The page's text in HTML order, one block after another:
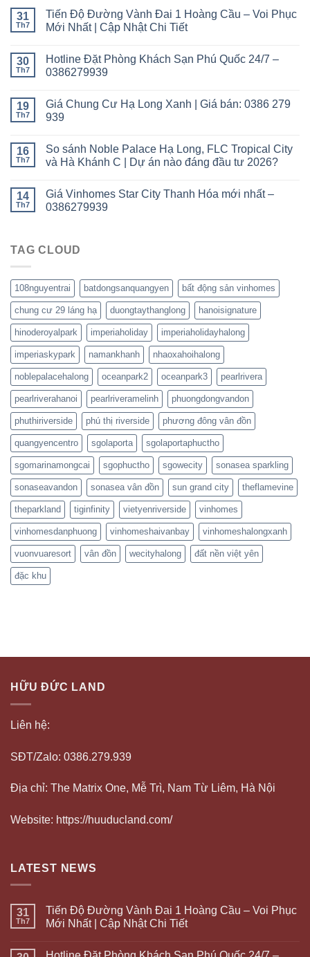
31
Th7
Tiến Độ Đường Vành Đai 1 Hoàng Cầu – Voi Phục
Mới Nhất | Cập Nhật Chi Tiết
30
Th7
Hotline Đặt Phòng Khách Sạn Phú Quốc 24/7 –
0386279939
19
Th7
Giá Chung Cư Hạ Long Xanh | Giá bán: 0386 279
939
16
Th7
So sánh Noble Palace Hạ Long, FLC Tropical City
và Hà Khánh C | Dự án nào đáng đầu tư 2026?
14
Th7
Giá Vinhomes Star City Thanh Hóa mới nhất –
0386279939
TAG CLOUD
108nguyentrai batdongsanquangyen bất động sản vinhomes
chung cư 29 láng hạ duongtaythanglong hanoisignature
hinoderoyalpark imperiaholiday imperiaholidayhalong
imperiaskypark namankhanh nhaoxahoihalong
noblepalacehalong oceanpark2 oceanpark3 pearlrivera
pearlriverahanoi pearlriveramelinh phuongdongvandon
phuthiriverside phú thị riverside phương đông vân đồn
quangyencentro sgolaporta sgolaportaphuctho
sgomarinamongcai sgophuctho sgowecity sonasea sparkling
sonaseavandon sonasea vân đồn sun grand city theflamevine
theparkland tiginfinity vietyenriverside vinhomes
vinhomesdanphuong vinhomeshaivanbay vinhomeshalongxanh
vuonvuaresort vân đồn wecityhalong đất nền việt yên
đặc khu
HỮU ĐỨC LAND
Liên hệ:
SĐT/Zalo: 0386.279.939
Địa chỉ: The Matrix One, Mễ Trì, Nam Từ Liêm, Hà Nội
Website: https://huuducland.com/
LATEST NEWS
31
Th7
Tiến Độ Đường Vành Đai 1 Hoàng Cầu – Voi Phục
Mới Nhất | Cập Nhật Chi Tiết